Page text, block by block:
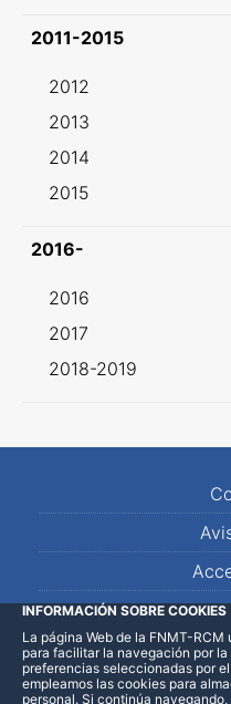
2011-2015
2012
2013
2014
2015
2016-
2016
2017
2018-2019
INFORMACIÓN SOBRE COOKIES
La página Web de la FNMT-
para facilitar la navegación por
preferencias seleccionadas por
empleamos las cookies para
personal. Si continúa